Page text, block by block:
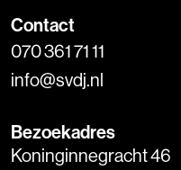
Contact
070 361 71 11
info@svdj.nl
Bezoekadres
Koninginnegracht 46